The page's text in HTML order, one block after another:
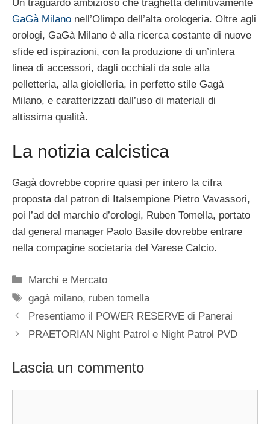
Un traguardo ambizioso che traghetta definitivamente
GaGà Milano nell’Olimpo dell’alta orologeria. Oltre agli
orologi, GaGà Milano è alla ricerca costante di nuove
sfide ed ispirazioni, con la produzione di un’intera
linea di accessori, dagli occhiali da sole alla
pelletteria, alla gioielleria, in perfetto stile Gagà
Milano, e caratterizzati dall’uso di materiali di
altissima qualità.
La notizia calcistica
Gagà dovrebbe coprire quasi per intero la cifra
proposta dal patron di Italsempione Pietro Vavassori,
poi l’ad del marchio d’orologi, Ruben Tomella, portato
dal general manager Paolo Basile dovrebbe entrare
nella compagine societaria del Varese Calcio.
Categorie
Marchi e Mercato
Tag
gagà milano, ruben tomella
Navigazione
articolo
Presentiamo il POWER RESERVE di Panerai
PRAETORIAN Night Patrol e Night Patrol PVD
Lascia un commento